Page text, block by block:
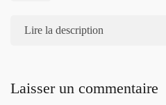
Lire la description
Laisser un commentaire